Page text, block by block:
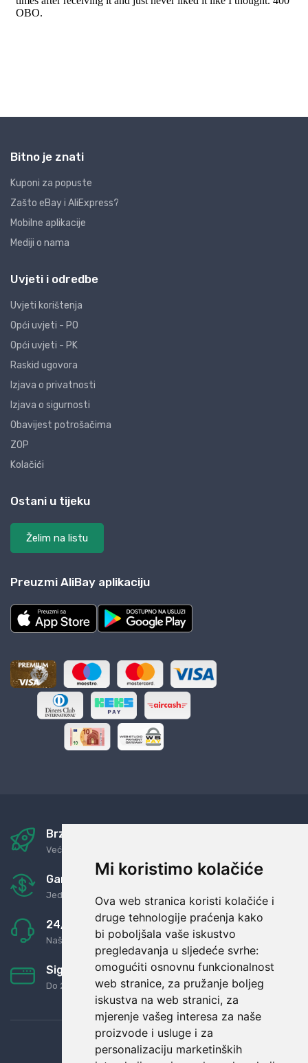
Mi koristimo kolačiće
Ova web stranica koristi kolačiće i
druge tehnologije praćenja kako
bi poboljšala vaše iskustvo
pregledavanja u sljedeće svrhe:
omogućiti osnovnu funkcionalnost
web stranice, za pružanje boljeg
iskustva na web stranici, za
mjerenje vašeg interesa za naše
proizvode i usluge i za
personalizaciju marketinških
Bitno je znati
Kuponi za popuste
Zašto eBay i AliExpress?
Mobilne aplikacije
Mediji o nama
Uvjeti i odredbe
Uvjeti korištenja
Opći uvjeti - PO
Opći uvjeti - PK
Raskid ugovora
Izjava o privatnosti
Izjava o sigurnosti
Obavijest potrošačima
ZOP
Kolačići
Ostani u tijeku
Želim na listu
Preuzmi AliBay aplikaciju
Brza i sigurna dostava
Već za nekoliko dana kod vas
Garancija u povrat novaca
Jednostavno pravilo: Roba za novac
24/7 odlična podrška
Naši agenti uvijek na raspolaganju
Sigurno obročno plaćanje
Do 24 rata bez kamata